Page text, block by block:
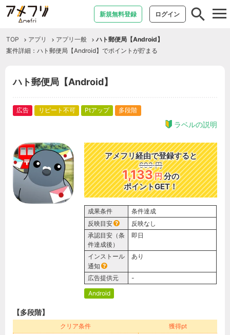
新規無料登録 ログイン
TOP アプリ アプリ一般
ハト郵便局【Android】
案件詳細：ハト郵便局【Android】でポイントが貯まる
ハト郵便局【Android】
広告 リピート不可 Ptアップ 多段階
ラベルの説明
アメフリ経由で登録すると
693 円
1,133円分の
ポイントGET！
成果条件
条件達成
反映目安
反映なし
承認目安（条
件達成後）
即日
インストール
通知
あり
広告提供元
-
Android
【多段階】
クリア条件 獲得pt